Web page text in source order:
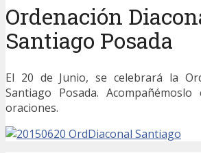
Ordenación
Santiago Posada
El 20 de Junio, se celebrará la
Santiago Posada.
oraciones.